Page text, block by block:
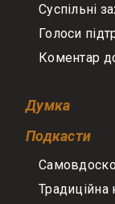
Суспільні
Голоси
Коментар
Думка
Подкасти
Традиційна